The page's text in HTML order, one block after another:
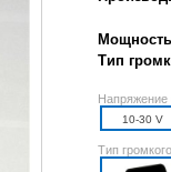
Тип
Напряжение
10-30 V
Тип